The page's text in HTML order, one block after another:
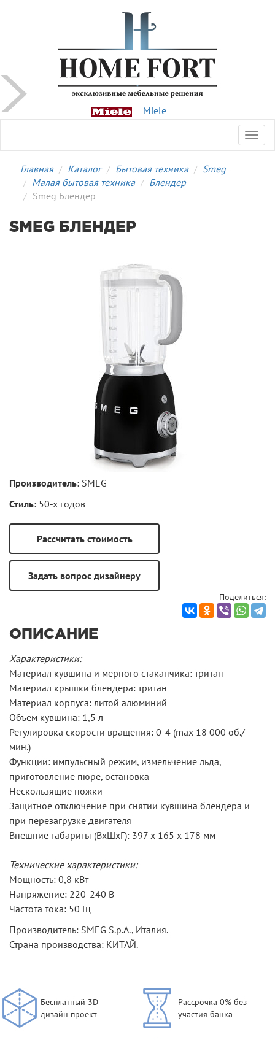
Miele
Главная Каталог Бытовая техника
Smeg
Малая бытовая техника
Блендер
Smeg Блендер
SMEG БЛЕНДЕР
Производитель: SMEG
Стиль: 50-х годов
Поделиться:
ОПИСАНИЕ
Характеристики:
Материал кувшина и мерного стаканчика: тритан
Материал крышки блендера: тритан
Материал корпуса: литой алюминий
Объем кувшина: 1,5 л
Регулировка скорости вращения: 0-4 (max 18 000 об./
мин.)
Функции: импульсный режим, измельчение льда,
приготовление пюре, остановка
Нескользящие ножки
Защитное отключение при снятии кувшина блендера и
при перезагрузке двигателя
Внешние габариты (ВхШхГ): 397 х 165 х 178 мм
Технические характеристики:
Мощность: 0,8 кВт
Напряжение: 220-240 В
Частота тока: 50 Гц
Производитель: SMEG S.p.A., Италия.
Страна производства: КИТАЙ.
Бесплатный 3D
дизайн проект
Рассрочка 0% без
участия банка